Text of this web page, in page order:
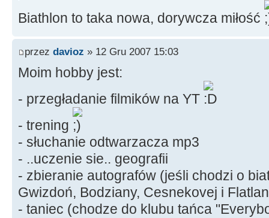
Biathlon to taka nowa, dorywcza miłość
przez davioz » 12 Gru 2007 15:03
Moim hobby jest:
- przegładanie filmików na YT
- trening
- słuchanie odtwarzacza mp3
- ..uczenie sie.. geografii
- zbieranie autografów (jeśli chodzi o
Gwizdoń, Bodziany, Cesnekovej i
- taniec (chodze do klubu tańca